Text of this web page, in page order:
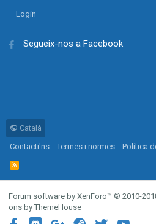
Login
Segueix-nos a Facebook
Català
Contacti'ns
Termes i normes Política
R
S
S
Forum software by XenForo™ © 2010-
ons by ThemeHouse